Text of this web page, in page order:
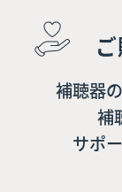
補聴器
補
サポ